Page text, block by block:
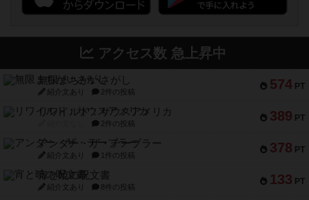
アクセス数 急上昇中
574 PT
無限まちがいさがし
紹介文あり 2件の投稿
389 PT
リワイルド：サウスアメリカ
2件の投稿
378 PT
アンダー・ザ・テーブラー
紹介文あり 1件の投稿
133 PT
宵と暁の呪文書
紹介文あり 8件の投稿